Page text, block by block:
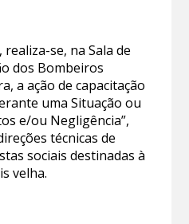
se, na Sala de
dos Bombeiros
a ação de capacitação
uma Situação ou
e/ou Negligência”,
técnicas de
sociais destinadas à
velha.